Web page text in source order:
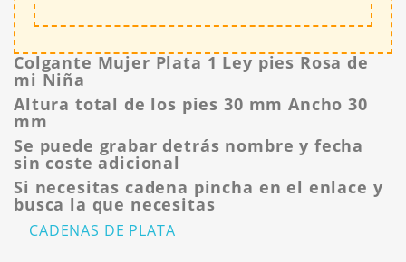
Colgante Mujer Plata 1 Ley pies Rosa de
mi Niña
Altura total de los pies 30 mm Ancho 30
mm
Se puede grabar detrás nombre y fecha
sin coste adicional
Si necesitas cadena pincha en el enlace y
busca la que necesitas
CADENAS DE PLATA